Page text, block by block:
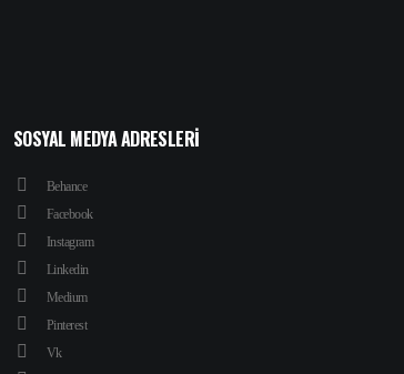
SOSYAL MEDYA ADRESLERI
Behance
Facebook
Instagram
Linkedin
Medium
Pinterest
Vk